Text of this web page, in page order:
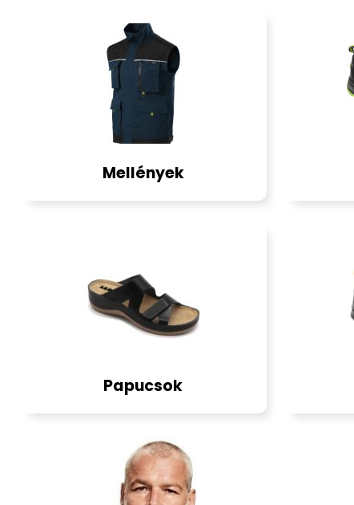
Mellények
Papucsok